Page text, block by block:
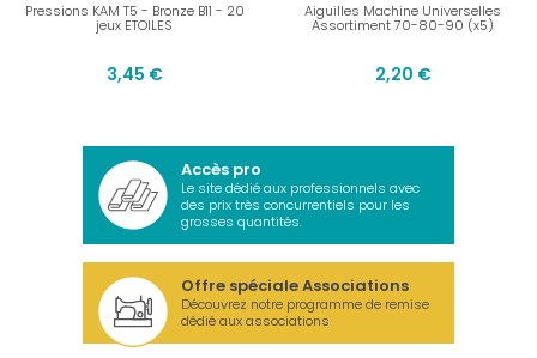
Pressions KAM T5 - Bronze B11 - 20
jeux ETOILES
3,45 €
Aiguilles Machine Universelles
Assortiment 70-80-90 (x5)
2,20 €
Accès pro
Le site dédié aux professionnels avec
des prix très concurrentiels pour les
grosses quantités.
Offre spéciale Associations
Découvrez notre programme de remise
dédié aux associations